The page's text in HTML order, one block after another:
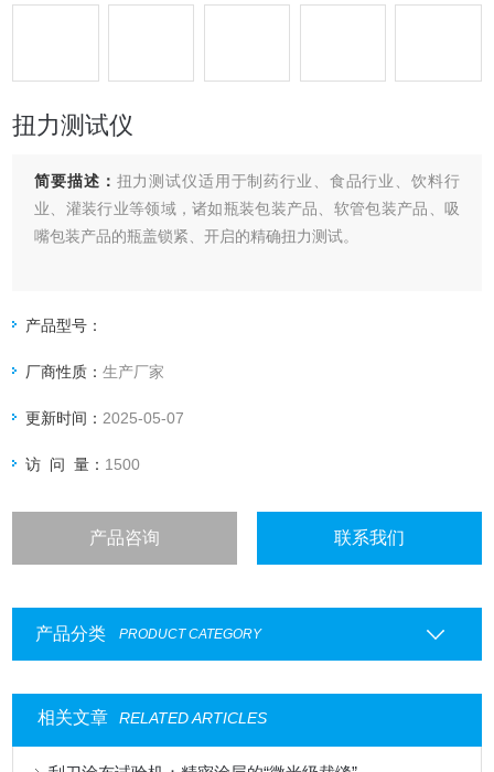
扭力测试仪
简要描述： 扭力测试仪适用于制药行业、食品行业、饮料行
业、灌装行业等领域，诸如瓶装包装产品、软管包装产品、吸
嘴包装产品的瓶盖锁紧、开启的精确扭力测试。
产品型号：
厂商性质：生产厂家
更新时间： 2025-05-07
访 问 量： 1500
产品咨询 联系我们
产品分类 PRODUCT CATEGORY
相关文章 RELATED ARTICLES